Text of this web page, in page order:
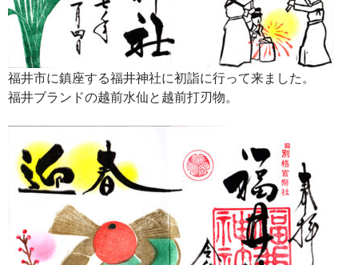
福井市に鎮座する福井神社に初詣に行って来ました。
福井ブランドの越前水仙と越前打刃物。